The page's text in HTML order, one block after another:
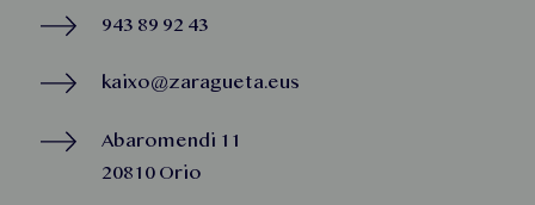
943 89 92 43
kaixo@zaragueta.eus
Abaromendi 11
20810 Orio